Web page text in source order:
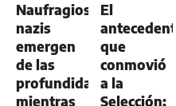
Naufragios
nazis
emergen
de las
profundidades
mientras
El
antecedente
que
conmovió
a la
Selección: